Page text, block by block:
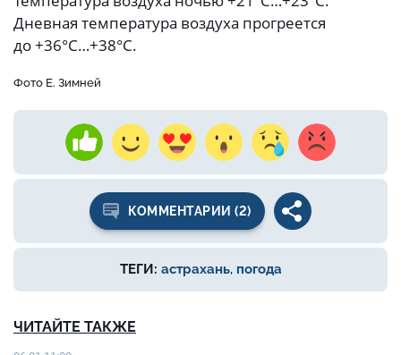
Дневная температура воздуха прогреется
до +36°С…+38°С.
Фото Е. Зимней
КОММЕНТАРИИ (2)
ТЕГИ: астрахань, погода
ЧИТАЙТЕ ТАКЖЕ